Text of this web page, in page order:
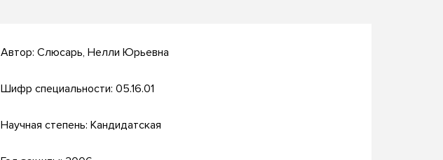
Автор: Слюсарь, Нелли Юрьевна
Шифр специальности: 05.16.01
Научная степень: Кандидатская